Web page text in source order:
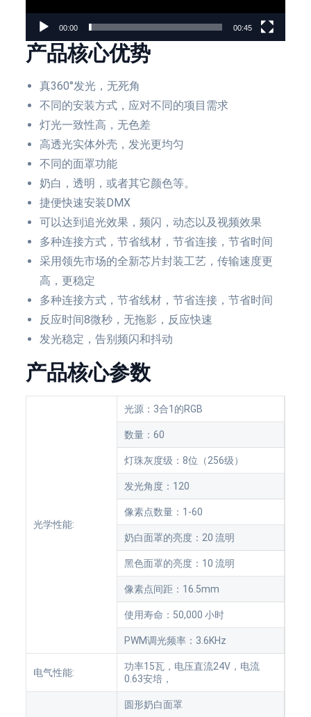
00:00 00:45
产品核心优势
真360°发光，无死角
不同的安装方式，应对不同的项目需求
灯光一致性高，无色差
高透光实体外壳，发光更均匀
不同的面罩功能
奶白，透明，或者其它颜色等。
捷便快速安装DMX
可以达到追光效果，频闪，动态以及视频效果
多种连接方式，节省线材，节省连接，节省时间
采用领先市场的全新芯片封装工艺，传输速度更
高，更稳定
多种连接方式，节省线材，节省连接，节省时间
反应时间8微秒，无拖影，反应快速
发光稳定，告别频闪和抖动
产品核心参数
光学性能:
光源：3合1的RGB
数量：60
灯珠灰度级：8位（256级）
发光角度：120
像素点数量：1-60
奶白面罩的亮度：20 流明
黑色面罩的亮度：10 流明
像素点间距：16.5mm
使用寿命：50,000 小时
PWM调光频率：3.6KHz
电气性能:
功率15瓦，电压直流24V，电流
0.63安培，
圆形奶白面罩